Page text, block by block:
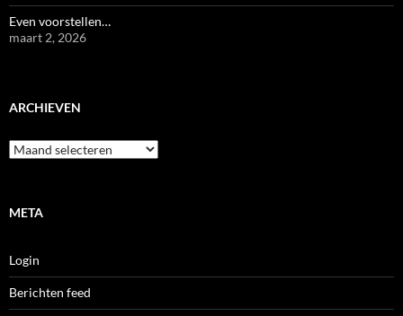
Even voorstellen…
maart 2, 2026
ARCHIEVEN
Archieven
META
Login
Berichten feed